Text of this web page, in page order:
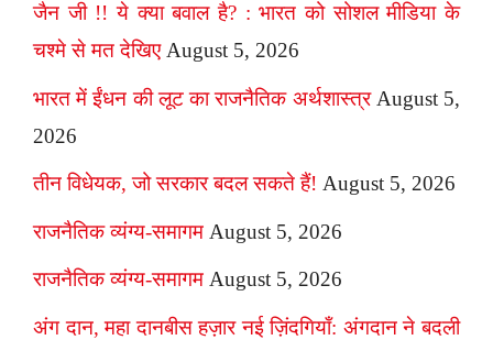
जैन जी !! ये क्या बवाल है? : भारत को सोशल मीडिया के
चश्मे से मत देखिए August 5, 2026
भारत में ईंधन की लूट का राजनैतिक अर्थशास्त्र August 5,
2026
तीन विधेयक, जो सरकार बदल सकते हैं! August 5, 2026
राजनैतिक व्यंग्य-समागम August 5, 2026
राजनैतिक व्यंग्य-समागम August 5, 2026
अंग दान, महा दानबीस हज़ार नई ज़िंदगियाँ: अंगदान ने बदली